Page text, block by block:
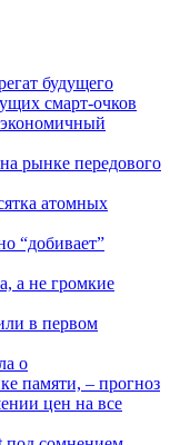
будущего
смарт-очков
рынке передового
атомных
“добивает”
а не громкие
в первом
о
памяти, – прогноз
цен на все